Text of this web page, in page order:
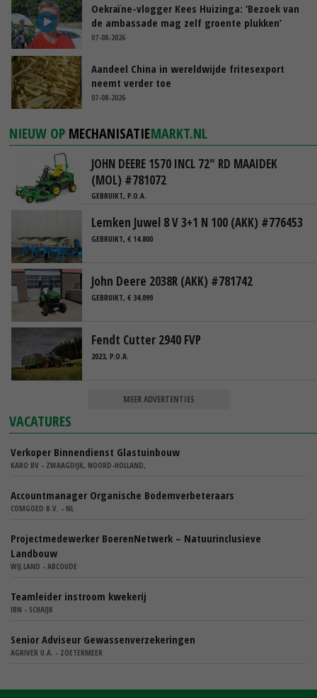
Oekraïne-vlogger Kees Huizinga: ‘Bezoek van
de ambassade mag zelf groente plukken’
07-08-2026
Aandeel China in wereldwijde fritesexport
neemt verder toe
07-08-2026
NIEUW OP MECHANISATIEMARKT.NL
JOHN DEERE 1570 INCL 72" RD MAAIDEK
(MOL) #781072
GEBRUIKT, P.O.A.
Lemken Juwel 8 V 3+1 N 100 (AKK) #776453
GEBRUIKT, € 14.800
John Deere 2038R (AKK) #781742
GEBRUIKT, € 34.099
Fendt Cutter 2940 FVP
2023, P.O.A.
MEER ADVERTENTIES
VACATURES
Verkoper Binnendienst Glastuinbouw
KARO BV - ZWAAGDIJK, NOORD-HOLLAND,
Accountmanager Organische Bodemverbeteraars
COMGOED B.V. - NL
Projectmedewerker BoerenNetwerk – Natuurinclusieve
Landbouw
WIJ.LAND - ABCOUDE
Teamleider instroom kwekerij
IBN - SCHAIJK
Senior Adviseur Gewassenverzekeringen
AGRIVER U.A. - ZOETERMEER